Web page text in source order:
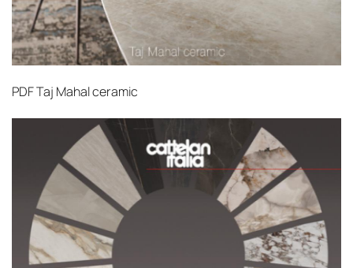
PDFTaj Mahal ceramic